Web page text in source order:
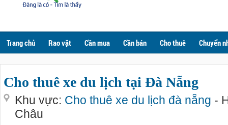
Trang chủ Rao vặt Cần mua Cần bán Cho thuê Chuyển
Cho thuê xe du lịch tại Đà Nẵng
Khu vực: Cho thuê xe du lịch đà nẵng -
Châu